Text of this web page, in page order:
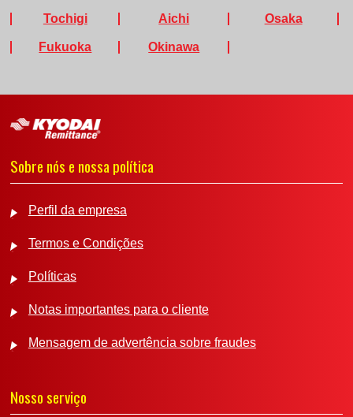
Tochigi Aichi Osaka
Fukuoka Okinawa
Sobre nós e nossa política
Perfil da empresa
Termos e Condições
Políticas
Notas importantes para o cliente
Mensagem de advertência sobre fraudes
Nosso serviço